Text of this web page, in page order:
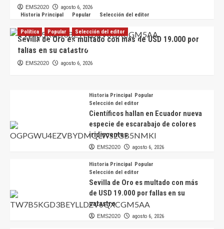
EMS2020
agosto 6, 2026
Historia Principal
Popular Selección del editor
Sevilla de Oro es multado con más de USD 19.000 por
fallas en su catastro
EMS2020 agosto 6, 2026
Política Popular Selección del editor
CNE define reglas para autoridades que buscarán
la reelección en 2027
Historia Principal
Popular
Selección del editor
Científicos hallan en Ecuador nueva
especie de escarabajo de colores
iridiscentes
EMS2020 agosto 6, 2026
Historia Principal
Popular
Selección del editor
Sevilla de Oro es multado con más
de USD 19.000 por fallas en su
catastro
EMS2020 agosto 6, 2026